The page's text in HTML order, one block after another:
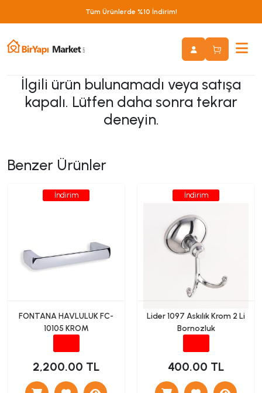
Tüm Ürünlerde %10 İndirim!
İlgili ürün bulunamadı veya satışa
kapalı. Lütfen daha sonra tekrar
deneyin.
Benzer Ürünler
İndirim
FONTANA HAVLULUK FC-
10105 KROM
2,200.00 TL
İndirim
Lider 1097 Askılık Krom 2 Li
Bornozluk
400.00 TL